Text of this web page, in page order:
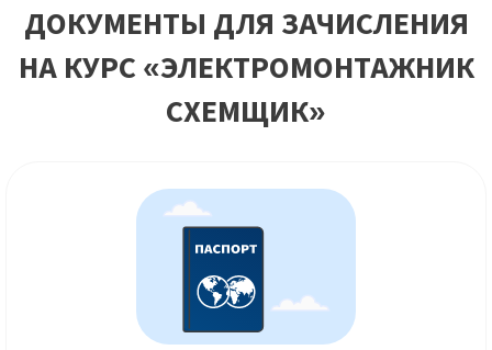
ДОКУМЕНТЫ ДЛЯ ЗАЧИСЛЕНИЯ
НА КУРС «ЭЛЕКТРОМОНТАЖНИК
СХЕМЩИК»